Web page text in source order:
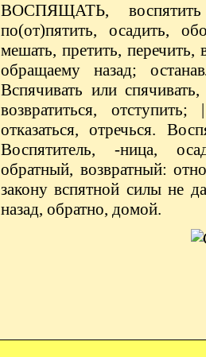
ВОСПЯЩАТЬ,
по(от)пятить, осадить,
мешать, претить, перечить,
обращаему назад;
Вспячивать или
возвратиться,
отказаться, отречься.
Воспятитель, -ница,
обратный, возвратный:
закону вспятной силы не
назад, обратно, домой.